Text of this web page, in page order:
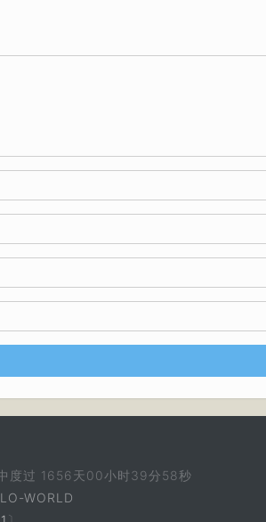
度过 1656天00小时39分58秒
WORLD